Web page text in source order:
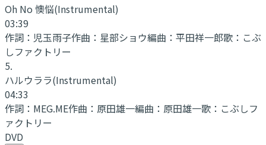
Oh No 懊悩(Instrumental)
03:39
作詞： 児玉雨子作曲： 星部ショウ編曲： 平田祥一郎歌： こぶ
しファクトリー
5.
ハルウララ(Instrumental)
04:33
作詞： MEG.ME作曲： 原田雄一編曲： 原田雄一歌： こぶしフ
ァクトリー
DVD